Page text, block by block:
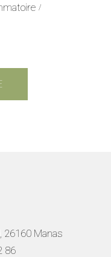
26160 Manas
86